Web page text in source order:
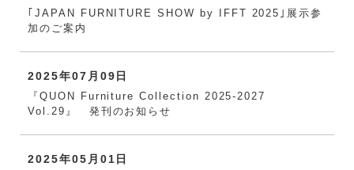
｢JAPAN FURNITURE SHOW by IFFT 2025｣展示参
加のご案内
2025年07月09日
『QUON Furniture Collection 2025-2027
Vol.29』 発刊のお知らせ
2025年05月01日